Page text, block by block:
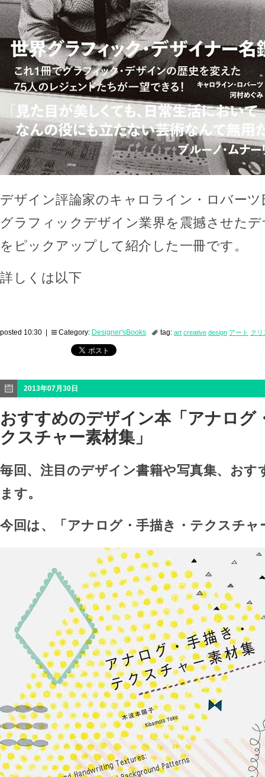
デザイン評論家のキャロライン・ロバーツ
グラフィックデザイン業界を震撼させた
をピックアップして紹介した一冊です。
詳しくは以下
posted 10:30 | Category: Designer'sBooks tag: art creative design アート クリ
2013年07月30日
おすすめのデザイン本「アナログ
クスチャー素材集」
毎回、注目のデザイン書籍や写真集、おす
ます。
今回は、「アナログ・手描き・テクスチャ